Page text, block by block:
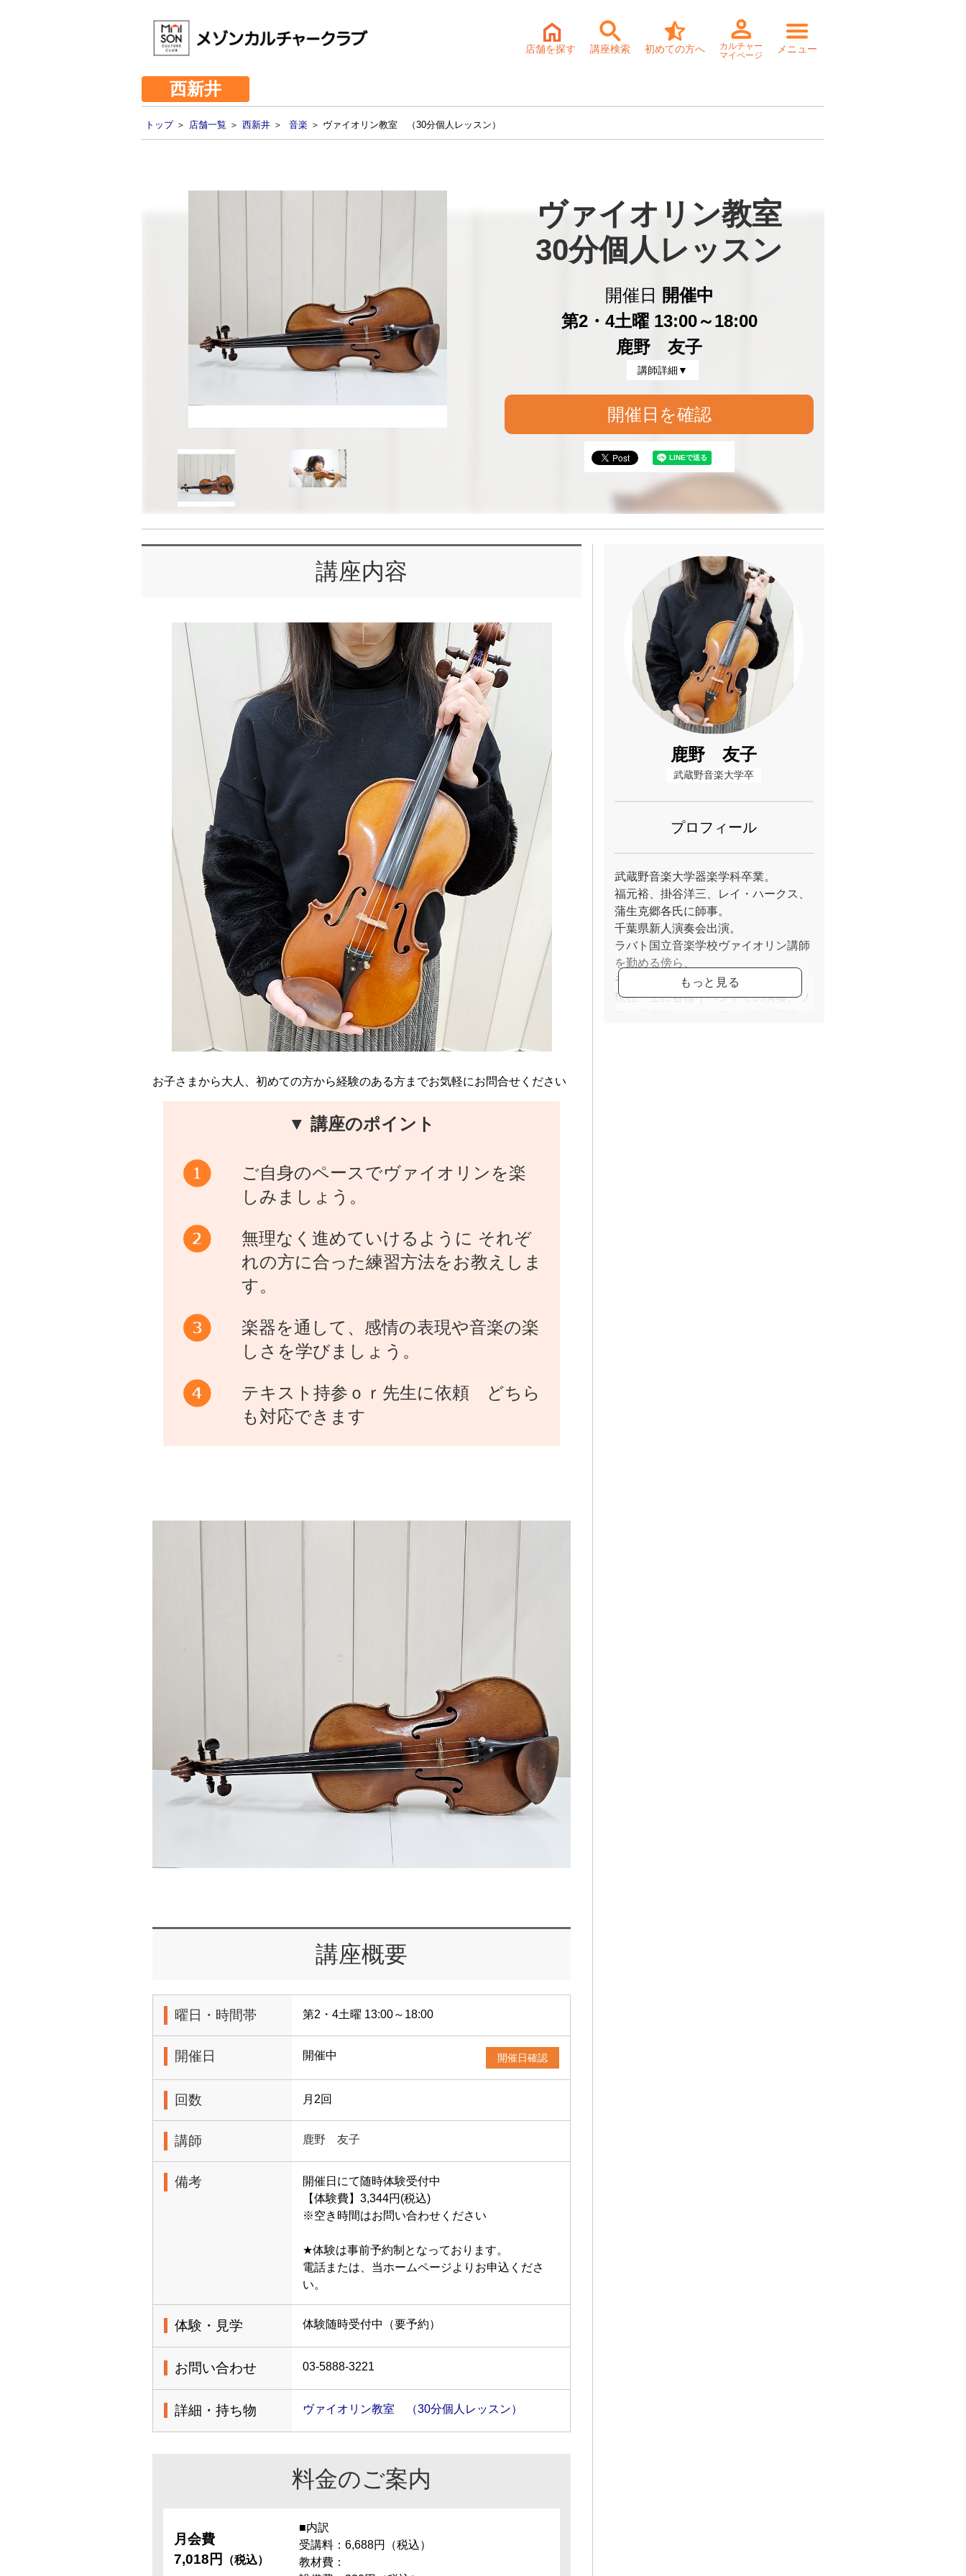
店舗を探す 講座検索 初めての方へ
カルチャー
マイページ
メニュー
西新井
トップ＞ 店舗一覧 ＞ 西新井 ＞ 音楽 ＞ ヴァイオリン教室 （30分個人レッスン）
ヴァイオリン教室
30分個人レッスン
開催日
開催中
第2・4土曜 13:00～18:00
鹿野 友子
講師詳細▼
開催日を確認
講座内容
お子さまから大人、初めての方から経験のある方までお気軽にお問合せください
▼ 講座のポイント
ご自身のペースでヴァイオリンを楽
しみましょう。
無理なく進めていけるように それぞ
れの方に合った練習方法をお教えしま
す。
楽器を通して、感情の表現や音楽の楽
しさを学びましょう。
テキスト持参ｏｒ先生に依頼 どちら
も対応できます
講座概要
曜日・時間帯 第2・4土曜 13:00～18:00
開催日 開催中 開催日確認
回数 月2回
講師 鹿野 友子
備考
開催日にて随時体験受付中
【体験費】3,344円(税込)
※空き時間はお問い合わせください
★体験は事前予約制となっております。
電話または、当ホームページよりお申込くださ
い。
体験・見学 体験随時受付中（要予約）
お問い合わせ 03-5888-3221
詳細・持ち物 ヴァイオリン教室 （30分個人レッスン）
料金のご案内
月会費
7,018円
（税込）
■内訳
受講料：6,688円（税込）
教材費：
鹿野 友子
武蔵野音楽大学卒
プロフィール
武蔵野音楽大学器楽学科卒業。
福元裕、掛谷洋三、レイ・ハークス、
蒲生克郷各氏に師事。
千葉県新人演奏会出演。
ラバト国立音楽学校ヴァイオリン講師
を勤める傍ら、
モロッコ各地にて演奏活動を行う。
現在、主に各種イベントでの演奏、ソ